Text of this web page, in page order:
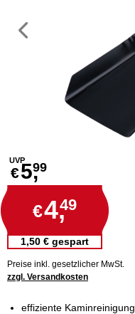
Vorheriges
UVP
€5,99
€4,49
1,50 € gespart
Preise inkl. gesetzlicher MwSt.
zzgl. Versandkosten
effiziente Kaminreinigung